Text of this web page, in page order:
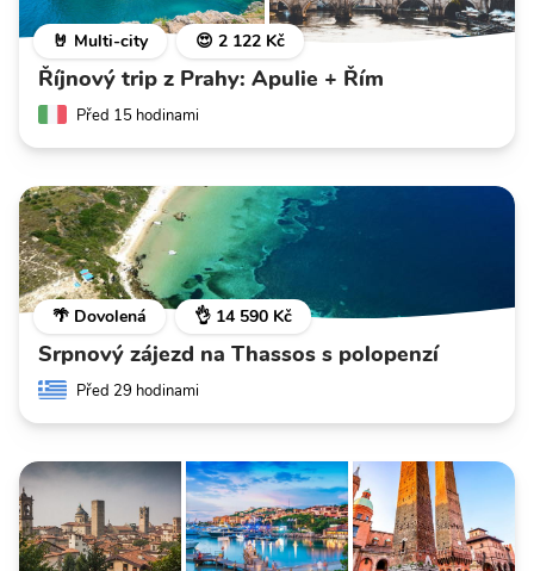
🤘 Multi-city 😍 2 122 Kč
Říjnový trip z Prahy: Apulie + Řím
Před 15 hodinami
🌴 Dovolená 👌 14 590 Kč
Srpnový zájezd na Thassos s polopenzí
Před 29 hodinami